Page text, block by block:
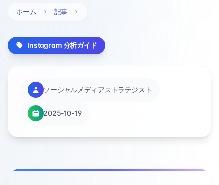
ホーム 記事
Instagram 分析ガイド
ソーシャルメディアストラテジスト
2025-10-19